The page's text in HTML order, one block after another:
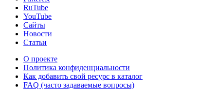
RuTube
YouTube
Сайты
Новости
Статьи
О проекте
Политика конфиденциальности
Как добавить свой ресурс в каталог
FAQ (часто задаваемые вопросы)